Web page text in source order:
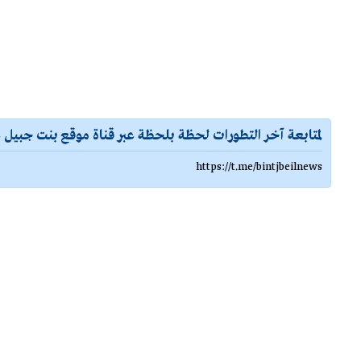
لمتابعة آخر التطورات لحظة بلحظة عبر قناة موقع بنت جبيل
https://t.me/bintjbeilnews